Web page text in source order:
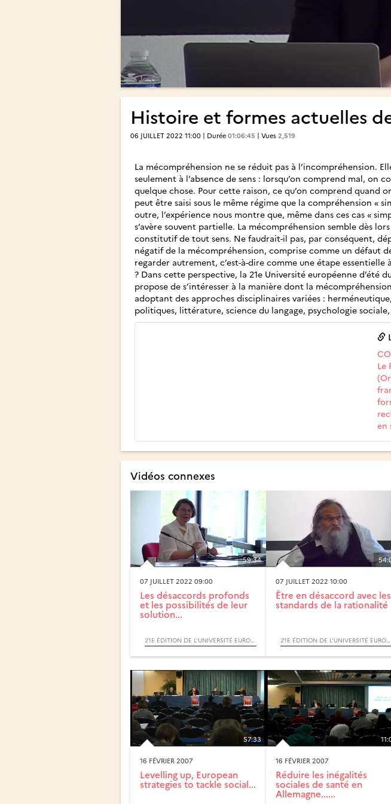
Histoire et formes actuelles
06 JUILLET 2022 11:00 | Durée 01:06:45 | Vues 2,519
La mécompréhension ne se réduit pas à l’incompréhension.
seulement à l’absence de sens : lorsqu’on comprend mal, on
quelque chose. Pour cette raison, ce qu’on comprend quand
peut être saisi sous le même régime que la compréhension «
outre, l’expérience nous montre que, même dans ces cas «
s’avère souvent partielle. La mécompréhension semble dès
constitutif de tout sens. Ne faudrait-il pas, par conséquent,
négatif de la mécompréhension, comprise comme un défaut
regarder autrement, c’est-à-dire comme une étape essentielle
? Dans cette perspective, la 21e Université européenne d’été du
propose de s’intéresser à la manière dont la
adoptant des approches disciplinaires variées :
politiques, littérature, science du langage, psychologie
Le
en
Vidéos connexes
59:34
07 JUILLET 2022 09:00
Les désaccords profonds
et les possibilités de leur
solution...
21E ÉDITION DE L’UNIVERSITÉ EUROPÉENNE D’ÉTÉ DU RÉSEAU OFFRES (ORGANISATION FRANCOPHONE POUR LA FORMATION ET LA RECHERCHE EUROPÉENNES EN SCIENCES HUMAINES)
07 JUILLET 2022 10:00
Être en désaccord avec les
standards de la rationalité
21E ÉDITION DE L’UNIVERSITÉ EUROPÉENNE D’ÉTÉ DU RÉSEAU OFFRES (ORGANISATION FRANCOPHONE POUR LA FORMATION ET LA RECHERCHE EUROPÉENNES EN SCIENCES HUMAINES)
57:33
16 FÉVRIER 2007
Levelling up, European
strategies to tackle social...
16 FÉVRIER 2007
Réduire les inégalités
sociales de santé en
Allemagne......